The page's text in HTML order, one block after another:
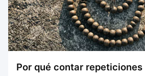
Por qué contar